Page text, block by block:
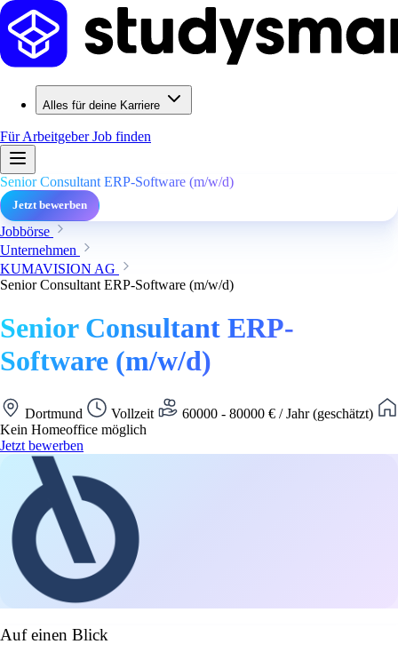
Alles für deine Karriere
Für ArbeitgeberJob finden
Senior Consultant ERP-Software (m/w/d)
Jetzt bewerben
Jobbörse
Unternehmen
KUMAVISION AG
Senior Consultant ERP-Software (m/w/d)
Senior Consultant ERP-
Software (m/w/d)
Dortmund Vollzeit
60000 - 80000 € / Jahr (geschätzt)
Kein Homeoffice möglich
Jetzt bewerben
Auf einen Blick